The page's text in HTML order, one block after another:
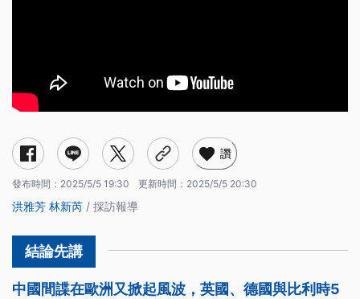
讚
發布時間： 2025/5/5 19:30 更新時間： 2025/5/5 20:30
洪雅芳 林新芮 / 採訪報導
中國間諜在歐洲又掀起風波，英國、德國與比利時5